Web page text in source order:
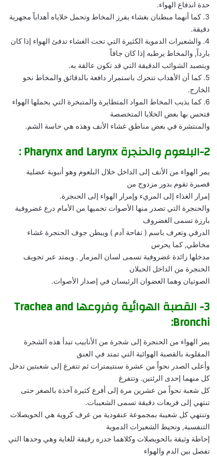
حدة اندفاع الهواء.
3. كما أنهما مبطنان بغشاء يفرز المخاط وتحمل خلاياه أهداباً مجهرية
دقيقة.
4. والشعيرات الدموية الكثيرة التي تحت الغشاء تدفئ الهواء إذا كان
بارداً, والمخاط يرطبه إذا كان جافاً
ويتصيد الشوائب الدقيقة التي قد تكون عالقة به.
5. كما أن الأهداب تتحرك باستمرار دافعة بالدقائق والمخاط نحو
الخارج.
6. كما يذيب المخاط المواد المتطايرة والمتبخرة التي يحملها الهواء
فتحس بها بعض الخلايا المتخصصة
والمنتشرة في بعض مناطق غشاء الأنف وهذه هي حاسة الشم.
2-البلعوم والحنجرة Pharynx and Larynx :
يمر الهواء من الأنف إلى الداخل خلال البلعوم وهو أنبوبة عضلية
قصيرة تقوم بدور مزدوج من
إمرار الغذاء إلى المريء وإمرار الهواء إلى الحنجرة.
والحنجرة التي تصدر منها الأصوات تحميها من الأمام درع غضروفية
بارزة تسمى الغضروف
الدرقي وتعرف باسم ( تفاحة آدم ) ويبطن جوف الحنجرة غشاء
مخاطي, كما يحرس
مدخلها زائدة غضروفية تسمى لسان المزمار . ويمتد عبر تجويف
الحنجرة من الداخل الحبلان
الصوتيان وهما العضوان الرئيسان في إصدار الأصوات.
3- القصبة الهوائية وفروعها Trachea and
Bronchi:
يمر الهواء من الحنجرة إلى شجرة من الأنابيب تبدأ هذه الشجرة
المقلوبة بالقصبة الهوائية التي تمتد في العنق
وأعلى الصدر نحواً من عشرة سنتيمترات ثم تتفرغ إلى شعبتين تدخل
كل منهما إحدى الرئتين. وتتفرغ
كل شعبة نحواً من عشرين مرة إلى أفرع كثيرة آخذة بالصغر حتى
تنتهي إلى فريعات دقيقة تسمى الشعيبات.
وتنتهي كل شعيبة بمجموعة عنقودية من غرف كروية هي الحويصلات
التنفسية, وتحيط الشعيرات الدموية
إحاطة وثيقة بالحويصلات وكلاهما جدره رقيقة للغاية وهي وحدها التي
تفصل بين الدم والهواء